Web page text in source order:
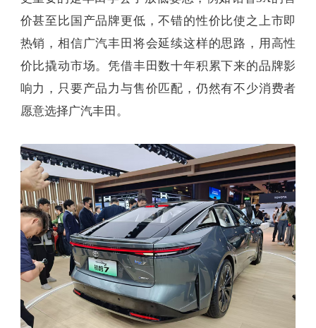
价甚至比国产品牌更低，不错的性价比使之上市即
热销，相信广汽丰田将会延续这样的思路，用高性
价比撬动市场。凭借丰田数十年积累下来的品牌影
响力，只要产品力与售价匹配，仍然有不少消费者
愿意选择广汽丰田。